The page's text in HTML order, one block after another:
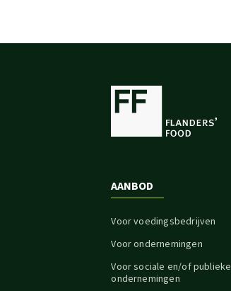
AANBOD
Voor voedingsbedrijven
Voor ondernemingen
Voor sociale en/of publieke
ondernemingen